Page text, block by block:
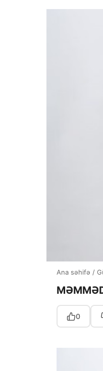
Ana səhifə /
0